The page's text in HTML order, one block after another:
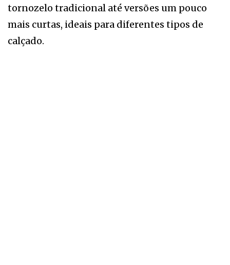
tornozelo tradicional até versões um pouco
mais curtas, ideais para diferentes tipos de
calçado.